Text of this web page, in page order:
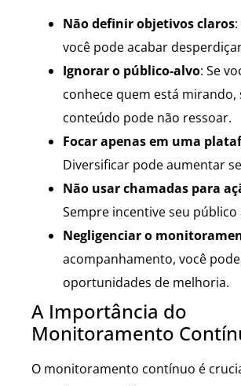
Não definir objetivos claros
você pode acabar
Ignorar o público-alvo: Se
conhece quem está mirando,
conteúdo pode não ressoar.
Focar apenas em uma
Diversificar pode aumentar
Não usar chamadas para
Sempre incentive seu público
Negligenciar o
acompanhamento, você
oportunidades de melhoria.
A Importância do
Monitoramento
O monitoramento contínuo é